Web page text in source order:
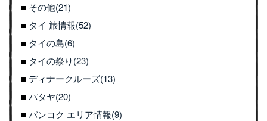
その他(21)
タイ 旅情報(52)
タイの島(6)
タイの祭り(23)
ディナークルーズ(13)
パタヤ(20)
バンコク エリア情報(9)